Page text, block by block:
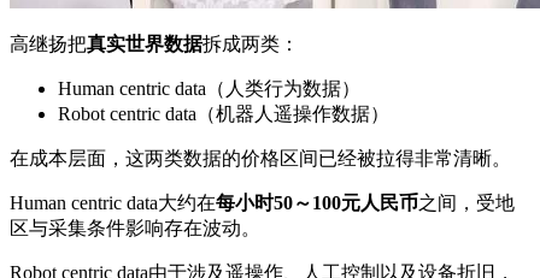
高继扬把真实世界数据拆成两类：
Human centric data（人类行为数据）
Robot centric data（机器人遥操作数据）
在成本层面，这两类数据的价格区间已经被拉得非常清晰。
Human centric data大约在每小时50～100元人民币之间，受地
区与采集条件影响存在波动。
Robot centric data由于涉及遥操作、人工控制以及设备折旧，